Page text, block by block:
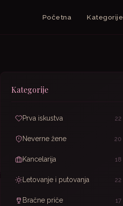
Početna Kategorije
Kategorije
Prva iskustva 22
Neverne žene 20
Kancelarija 18
Letovanje i putovanja 22
Bračne priče 17